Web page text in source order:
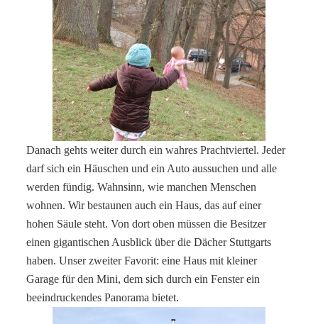
Danach gehts weiter durch ein wahres Prachtviertel. Jeder
darf sich ein Häuschen und ein Auto aussuchen und alle
werden fündig. Wahnsinn, wie manchen Menschen
wohnen. Wir bestaunen auch ein Haus, das auf einer
hohen Säule steht. Von dort oben müssen die Besitzer
einen gigantischen Ausblick über die Dächer Stuttgarts
haben. Unser zweiter Favorit: eine Haus mit kleiner
Garage für den Mini, dem sich durch ein Fenster ein
beeindruckendes Panorama bietet.